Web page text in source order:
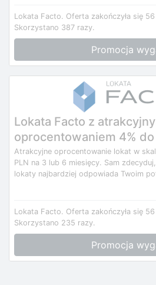
Lokata Facto. Oferta zakończyła się
Skorzystano 387 razy.
Promocja
Lokata Facto z
oprocentowaniem 4% do
Atrakcyjne oprocentowanie lokat w
PLN na 3 lub 6 miesięcy. Sam
lokaty najbardziej odpowiada Twoim
Lokata Facto. Oferta zakończyła się
Skorzystano 235 razy.
Promocja